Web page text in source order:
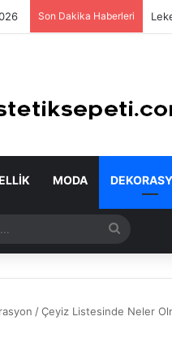
Son Dakika Haberleri
MODA
yap
/Çeyiz Listesinde Neler